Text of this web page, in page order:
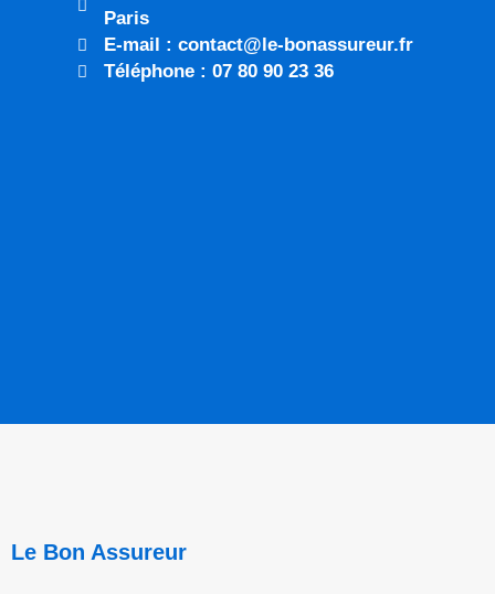
Paris
E-mail : contact@le-bonassureur.fr
Téléphone : 07 80 90 23 36
Le Bon Assureur